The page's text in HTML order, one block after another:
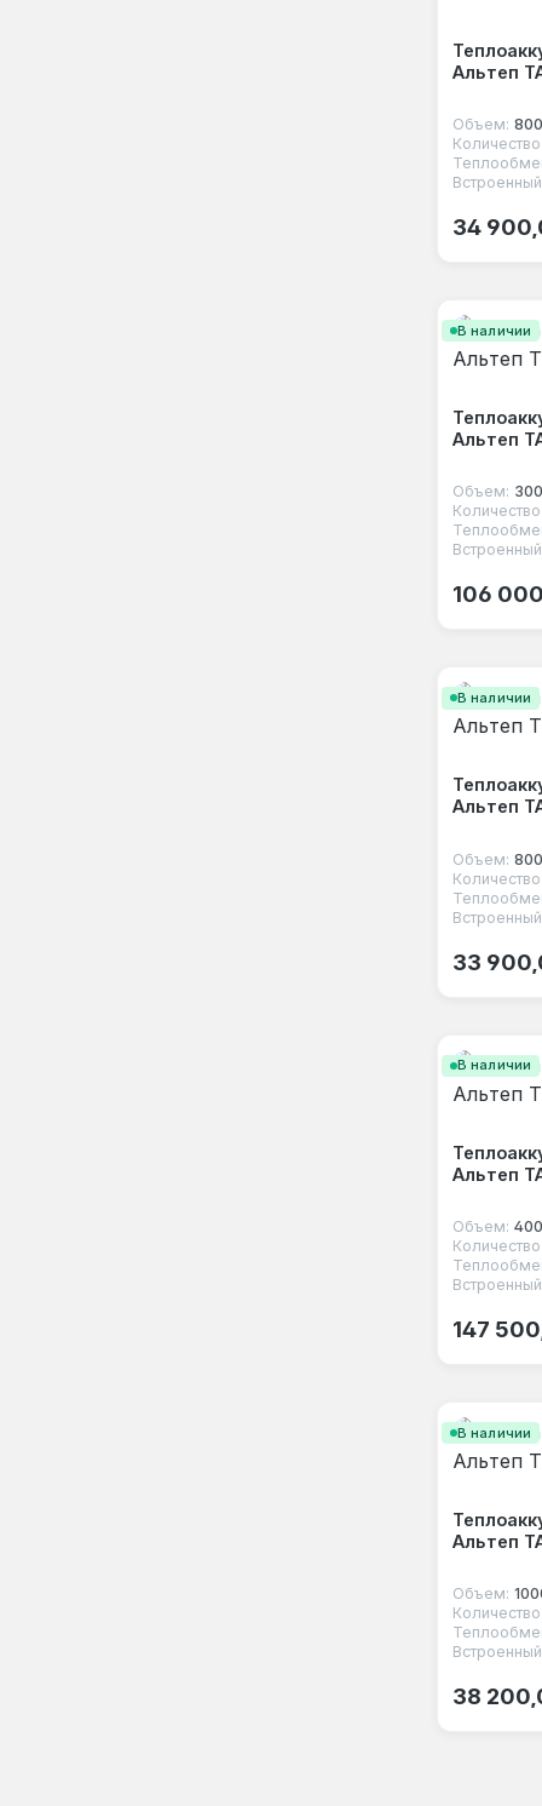
Альтеп
Объем:
Обычная
34
В наличии
Альтеп
Объем:
106
В наличии
Альтеп
Объем:
Обычная
33
В наличии
Альтеп
Объем:
147
В наличии
Альтеп
Объем:
Обычная
38